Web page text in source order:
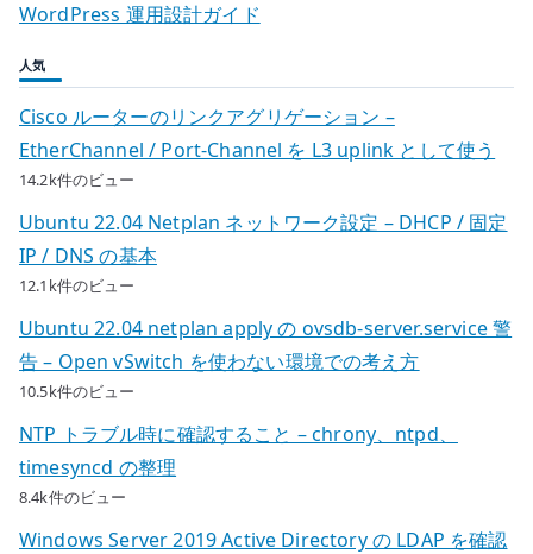
WordPress 運用設計ガイド
人気
Cisco ルーターのリンクアグリゲーション –
EtherChannel / Port-Channel を L3 uplink として使う
14.2k件のビュー
Ubuntu 22.04 Netplan ネットワーク設定 – DHCP / 固定
IP / DNS の基本
12.1k件のビュー
Ubuntu 22.04 netplan apply の ovsdb-server.service 警
告 – Open vSwitch を使わない環境での考え方
10.5k件のビュー
NTP トラブル時に確認すること – chrony、ntpd、
timesyncd の整理
8.4k件のビュー
Windows Server 2019 Active Directory の LDAP を確認